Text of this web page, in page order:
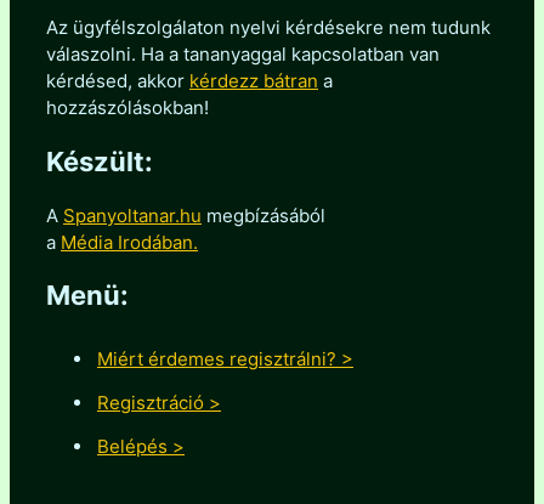
Az ügyfélszolgálaton nyelvi kérdésekre nem tudunk
válaszolni. Ha a tananyaggal kapcsolatban van
kérdésed, akkor kérdezz bátran a
hozzászólásokban!
Készült:
A Spanyoltanar.hu megbízásából
a Média Irodában.
Menü:
Miért érdemes regisztrálni? >
Regisztráció >
Belépés >